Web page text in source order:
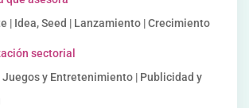
| Idea, Seed | Lanzamiento | Crecimiento
sectorial
Juegos y Entretenimiento | Publicidad y